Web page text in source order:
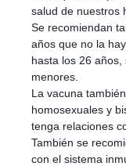
salud de nuestros
Se recomiendan
años que no la
hasta los 26
menores.
La vacuna
homosexuales y
tenga relaciones
También se
con el sistema